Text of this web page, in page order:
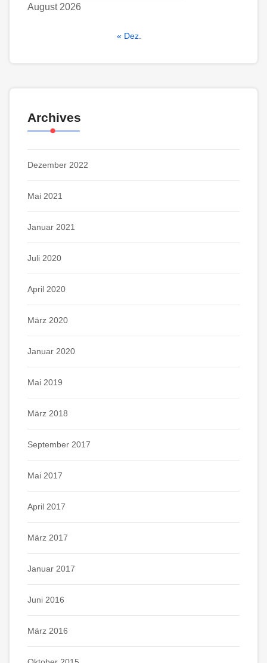
August 2026
« Dez.
Archives
Dezember 2022
Mai 2021
Januar 2021
Juli 2020
April 2020
März 2020
Januar 2020
Mai 2019
März 2018
September 2017
Mai 2017
April 2017
März 2017
Januar 2017
Juni 2016
März 2016